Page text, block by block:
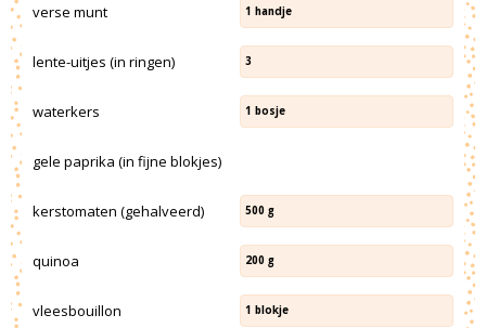
verse munt 1 handje
lente-uitjes (in ringen) 3
waterkers 1 bosje
gele paprika (in fijne blokjes)
kerstomaten (gehalveerd) 500 g
quinoa 200 g
vleesbouillon 1 blokje